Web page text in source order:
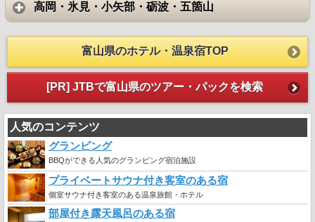
高岡・氷見・小矢部・砺波・五箇山
富山県のホテル・温泉宿TOP
[PR] JTBで富山県のツアー・パックを検索
人気のコンテンツ
グランピング
BBQができる人気のグランピング宿泊施設
プライベートサウナ付き客室のある宿
個室サウナ付き客室のある温泉旅館・ホテル
部屋付き露天風呂のある宿